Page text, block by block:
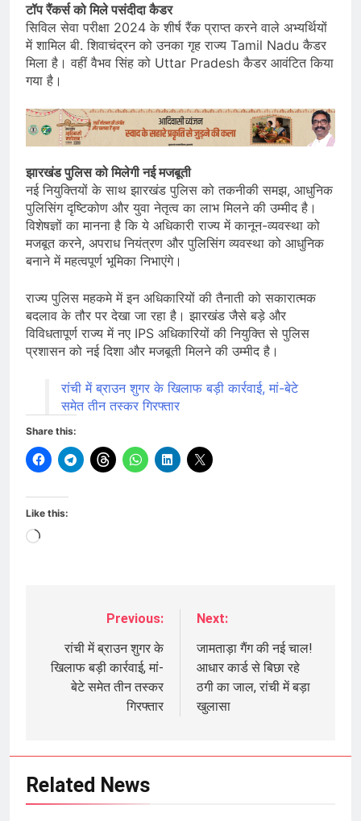
टॉप रैंकर्स को मिले पसंदीदा कैडर
सिविल सेवा परीक्षा 2024 के शीर्ष रैंक प्राप्त करने वाले अभ्यर्थियों
में शामिल बी. शिवाचंद्रन को उनका गृह राज्य Tamil Nadu कैडर
मिला है। वहीं वैभव सिंह को Uttar Pradesh कैडर आवंटित किया
गया है।
झारखंड पुलिस को मिलेगी नई मजबूती
नई नियुक्तियों के साथ झारखंड पुलिस को तकनीकी समझ, आधुनिक
पुलिसिंग दृष्टिकोण और युवा नेतृत्व का लाभ मिलने की उम्मीद है।
विशेषज्ञों का मानना है कि ये अधिकारी राज्य में कानून-व्यवस्था को
मजबूत करने, अपराध नियंत्रण और पुलिसिंग व्यवस्था को आधुनिक
बनाने में महत्वपूर्ण भूमिका निभाएंगे।
राज्य पुलिस महकमे में इन अधिकारियों की तैनाती को सकारात्मक
बदलाव के तौर पर देखा जा रहा है। झारखंड जैसे बड़े और
विविधतापूर्ण राज्य में नए IPS अधिकारियों की नियुक्ति से पुलिस
प्रशासन को नई दिशा और मजबूती मिलने की उम्मीद है।
रांची में ब्राउन शुगर के खिलाफ बड़ी कार्रवाई, मां-बेटे
समेत तीन तस्कर गिरफ्तार
Share this:
Like this:
Loading…
navigation
Previous:
रांची में ब्राउन शुगर के
खिलाफ बड़ी कार्रवाई, मां-
बेटे समेत तीन तस्कर
गिरफ्तार
Next:
जामताड़ा गैंग की नई चाल!
आधार कार्ड से बिछा रहे
ठगी का जाल, रांची में बड़ा
खुलासा
Related News